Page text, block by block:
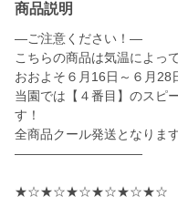
商品説明
—ご注意ください！—
こちらの商品は気温によっ
おおよそ６月16日～６月28
当園では【４番目】のスピ
す！
全商品クール発送となります
——————————
★☆★☆★☆★☆★☆★☆